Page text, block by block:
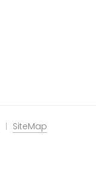
SiteMap